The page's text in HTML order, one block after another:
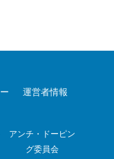
運営者情報
アンチ・ドーピン
グ委員会